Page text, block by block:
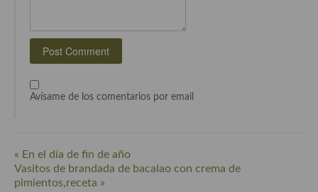
Cocina Luxemburgo
Cocina portuguesa
Cocina Sueca
Cocina Suiza
Avísame de los comentarios por email
« En el día de fin de año
Vasitos de brandada de bacalao con crema de
pimientos,receta »